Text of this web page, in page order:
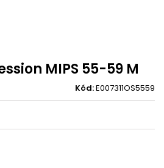
MIPS 55-59 M
Kód:E007311OS5559